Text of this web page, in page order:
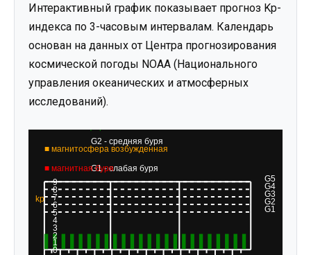
Интерактивный график показывает прогноз Kp-
индекса по 3-часовым интервалам. Календарь
основан на данных от Центра прогнозирования
космической погоды NOAA (Национального
управления океанических и атмосферных
исследований).